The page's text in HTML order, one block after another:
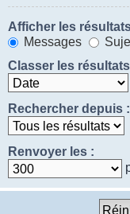
Afficher les
Messages
Classer les
Rechercher depuis :
Renvoyer les :